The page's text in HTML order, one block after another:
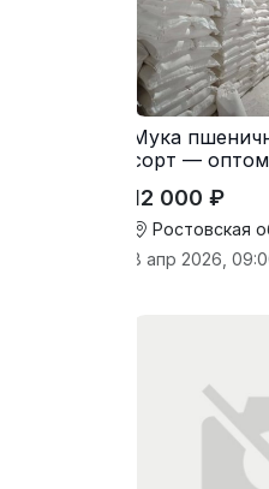
Мука
сорт —
12 000 ₽
Ростовская
8 апр 2026,